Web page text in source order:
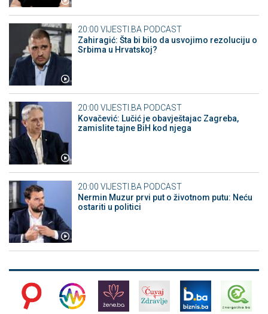
20:00 VIJESTI.BA PODCAST
Zahiragić: Šta bi bilo da usvojimo rezoluciju o
Srbima u Hrvatskoj?
20:00 VIJESTI.BA PODCAST
Kovačević: Lučić je obavještajac Zagreba,
zamislite tajne BiH kod njega
20:00 VIJESTI.BA PODCAST
Nermin Muzur prvi put o životnom putu: Neću
ostariti u politici